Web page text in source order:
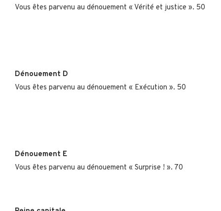
Vous êtes parvenu au dénouement « Vérité et justice ». 50
Dénouement D
Vous êtes parvenu au dénouement « Exécution ». 50
Dénouement E
Vous êtes parvenu au dénouement « Surprise ! ». 70